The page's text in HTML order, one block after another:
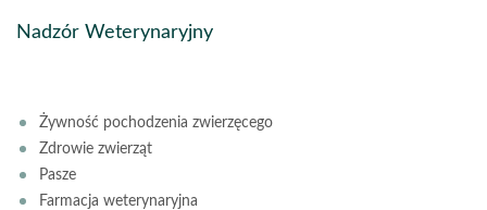
Nadzór Weterynaryjny
Żywność pochodzenia zwierzęcego
Zdrowie zwierząt
Pasze
Farmacja weterynaryjna